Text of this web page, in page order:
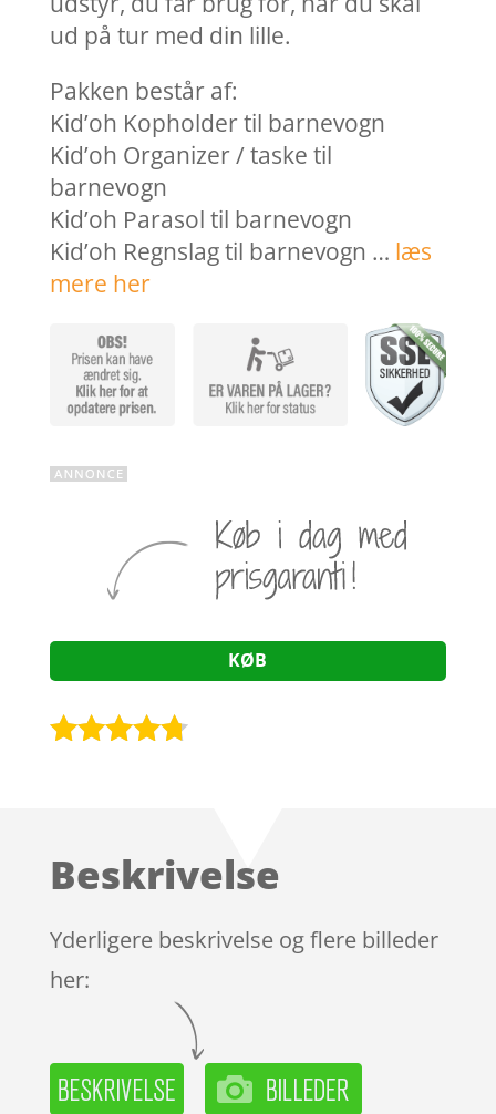
ud på tur med din lille.
Pakken består af:
Kid’oh Kopholder til barnevogn
Kid’oh Organizer / taske til
barnevogn
Kid’oh Parasol til barnevogn
Kid’oh Regnslag til barnevogn … læs
mere her
KØB
på
mmelser
Beskrivelse
Yderligere beskrivelse og flere billeder
her: